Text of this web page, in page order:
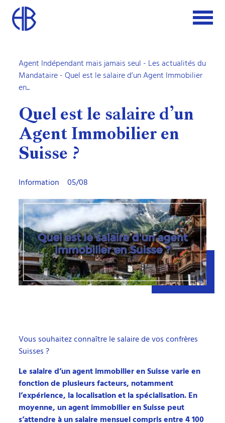
Agent Indépendant mais jamais seul - Les actualités du
Mandataire- Quel est le salaire d’un Agent Immobilier
en...
Quel est le salaire d’un
Agent Immobilier en
Suisse ?
Information 05/08
Vous souhaitez connaître le salaire de vos confrères
Suisses ?
Le salaire d’un agent immobilier en Suisse varie en
fonction de plusieurs facteurs, notamment
l’expérience, la localisation et la spécialisation. En
moyenne, un agent immobilier en Suisse peut
s’attendre à un salaire mensuel compris entre 4 100